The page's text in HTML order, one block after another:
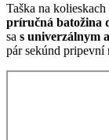
Taška na
príručná batožina
sa s univerzálnym
pár sekúnd